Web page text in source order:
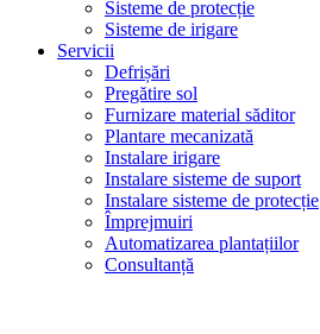
Sisteme de protecție
Sisteme de irigare
Servicii
Defrișări
Pregătire sol
Furnizare material săditor
Plantare mecanizată
Instalare irigare
Instalare sisteme de suport
Instalare sisteme de protecție
Împrejmuiri
Automatizarea plantațiilor
Consultanță